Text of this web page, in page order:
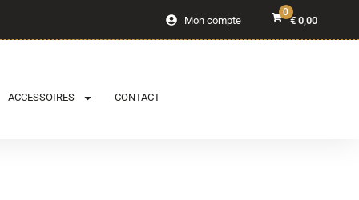
Mon compte
0
€0,00
ACCESSOIRES CONTACT